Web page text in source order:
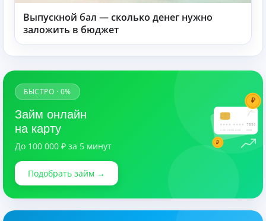
Выпускной бал — сколько денег нужно
заложить в бюджет
7890
CARDHOLDER 03/28
₽
₽
БЫСТРО · 0%
Займ онлайн
на карту
До 100 000 ₽ за 5 минут
Подобрать займ →